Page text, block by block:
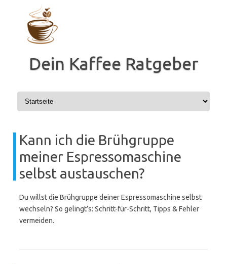
springen
Dein Kaffee Ratgeber
Kann ich die Brühgruppe
meiner Espressomaschine
selbst austauschen?
Du willst die Brühgruppe deiner Espressomaschine selbst
wechseln? So gelingt’s: Schritt-für-Schritt, Tipps & Fehler
vermeiden.